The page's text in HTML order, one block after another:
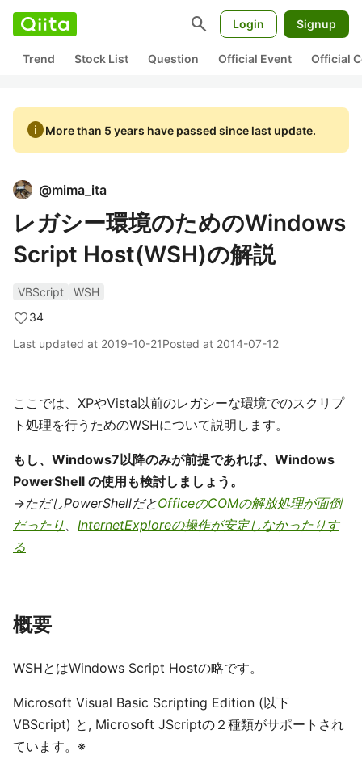
search Login Signup
Trend Stock List Question Official Event Official
infoMore than 5 years have passed since last update.
@mima_ita
レガシー環境のためのWindows
Script Host(WSH)の解説
VBScript
WSH
34
Last updated at 2019-10-21Posted at 2014-07-12
ここでは、XPやVista以前のレガシーな環境でのスクリプ
ト処理を行うためのWSHについて説明します。
もし、Windows7以降のみが前提であれば、Windows
PowerShell の使用も検討しましょう。
→ただしPowerShellだとOfficeのCOMの解放処理が面倒
だったり、 InternetExploreの操作が安定しなかったりす
る
概要
WSHとはWindows Script Hostの略です。
Microsoft Visual Basic Scripting Edition (以下
VBScript) と, Microsoft JScriptの２種類がサポートされ
ています。※